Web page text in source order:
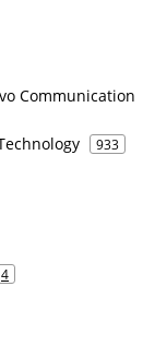
Communication
933
4